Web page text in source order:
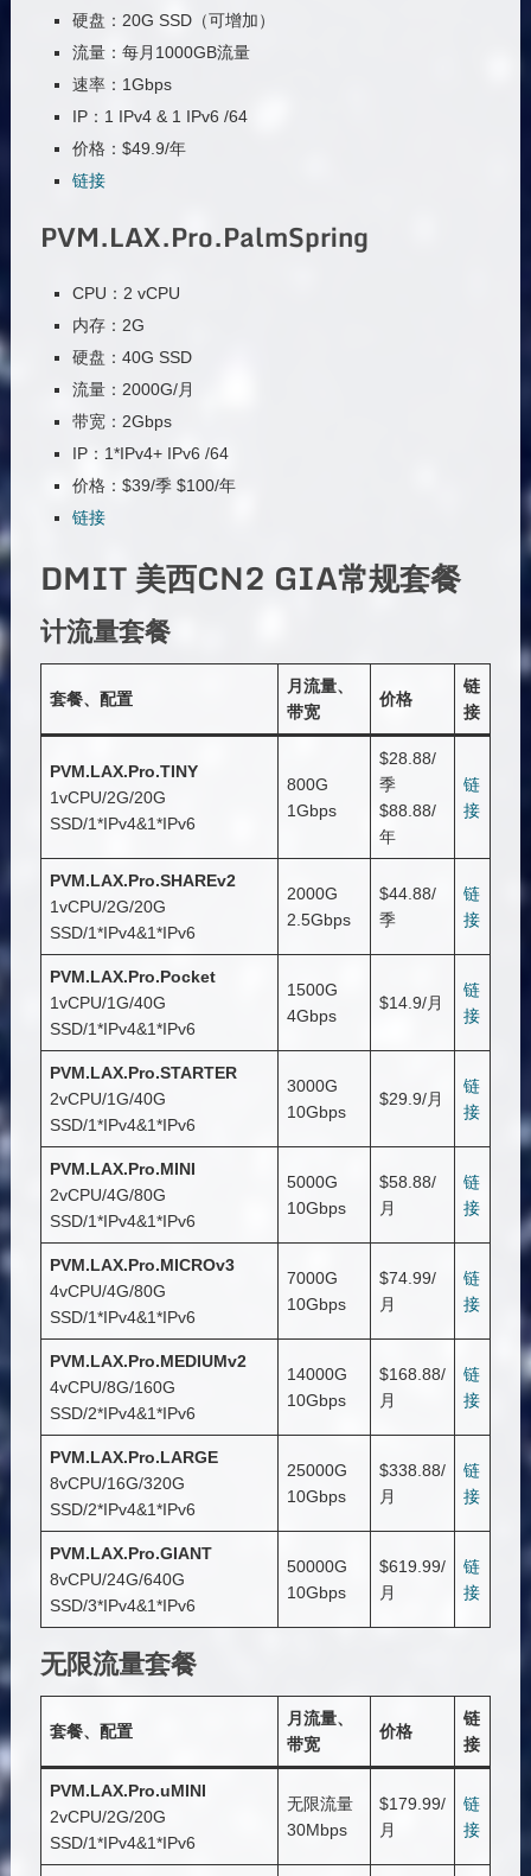
硬盘：20G SSD（可增加）
流量：每月1000GB流量
速率：1Gbps
IP：1 IPv4 & 1 IPv6 /64
价格：$49.9/年
链接
PVM.LAX.Pro.PalmSpring
CPU：2 vCPU
内存：2G
硬盘：40G SSD
流量：2000G/月
带宽：2Gbps
IP：1*IPv4+ IPv6 /64
价格：$39/季 $100/年
链接
DMIT 美西CN2 GIA常规套餐
计流量套餐
套餐、配置
月流量、
带宽
价格
链
接
PVM.LAX.Pro.TINY
1vCPU/2G/20G
SSD/1*IPv4&1*IPv6
800G
1Gbps
$28.88/
季
$88.88/
年
链
接
PVM.LAX.Pro.SHAREv2
1vCPU/2G/20G
SSD/1*IPv4&1*IPv6
2000G
2.5Gbps
$44.88/
季
链
接
PVM.LAX.Pro.Pocket
1vCPU/1G/40G
SSD/1*IPv4&1*IPv6
1500G
4Gbps
$14.9/月
链
接
PVM.LAX.Pro.STARTER
2vCPU/1G/40G
SSD/1*IPv4&1*IPv6
3000G
10Gbps
$29.9/月
链
接
PVM.LAX.Pro.MINI
2vCPU/4G/80G
SSD/1*IPv4&1*IPv6
5000G
10Gbps
$58.88/
月
链
接
PVM.LAX.Pro.MICROv3
4vCPU/4G/80G
SSD/1*IPv4&1*IPv6
7000G
10Gbps
$74.99/
月
链
接
PVM.LAX.Pro.MEDIUMv2
4vCPU/8G/160G
SSD/2*IPv4&1*IPv6
14000G
10Gbps
$168.88/
月
链
接
PVM.LAX.Pro.LARGE
8vCPU/16G/320G
SSD/2*IPv4&1*IPv6
25000G
10Gbps
$338.88/
月
链
接
PVM.LAX.Pro.GIANT
8vCPU/24G/640G
SSD/3*IPv4&1*IPv6
50000G
10Gbps
$619.99/
月
链
接
无限流量套餐
套餐、配置
月流量、
带宽
价格
链
接
PVM.LAX.Pro.uMINI
2vCPU/2G/20G
SSD/1*IPv4&1*IPv6
无限流量
30Mbps
$179.99/
月
链
接